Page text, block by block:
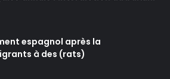
espagnol après la
à des (rats)